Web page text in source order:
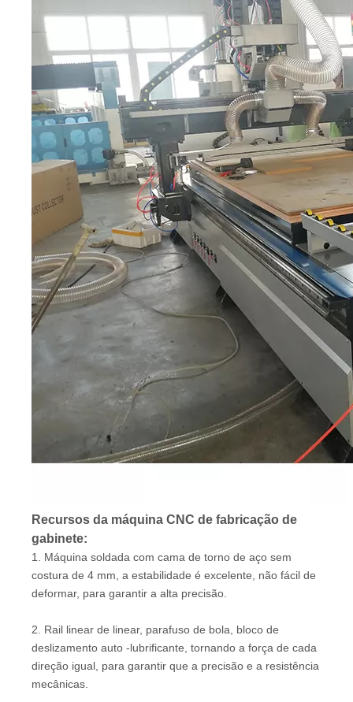
Recursos da máquina CNC de fabricação de
gabinete:
1. Máquina soldada com cama de torno de aço sem
costura de 4 mm, a estabilidade é excelente, não fácil de
deformar, para garantir a alta precisão.
2. Rail linear de linear, parafuso de bola, bloco de
deslizamento auto -lubrificante, tornando a força de cada
direção igual, para garantir que a precisão e a resistência
mecânicas.